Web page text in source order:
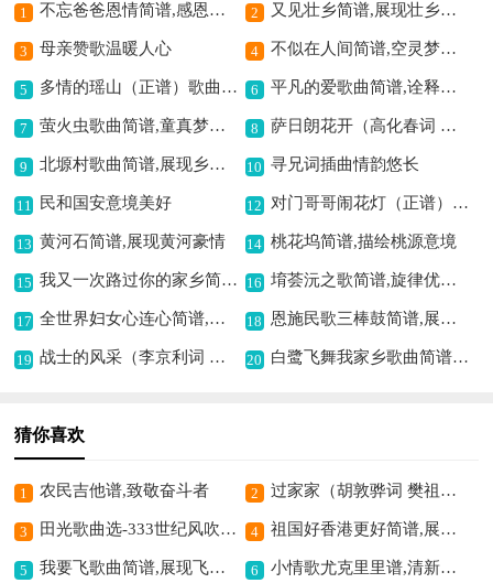
1 不忘爸爸恩情简谱,感恩父爱深情 2 又见壮乡简谱,展现壮乡风情
3 母亲赞歌温暖人心 4 不似在人间简谱,空灵梦幻之曲
5 多情的瑶山（正谱）歌曲简谱,展现瑶山风情 6 平凡的爱歌曲简谱,诠释质朴情感
7 萤火虫歌曲简谱,童真梦幻之曲 8 萨日朗花开（高化春词 张朱论曲）歌曲简谱,绽放草原的风情
9 北塬村歌曲简谱,展现乡村风情 10 寻兄词插曲情韵悠长
11 民和国安意境美好 12 对门哥哥闹花灯（正谱）歌曲简谱,欢快喜庆闹花灯
13 黄河石简谱,展现黄河豪情 14 桃花坞简谱,描绘桃源意境
15 我又一次路过你的家乡简谱,勾起往昔思乡情 16 堉荟沅之歌简谱,旋律优美动人
17 全世界妇女心连心简谱,展现团结之力量 18 恩施民歌三棒鼓简谱,展现民俗风情
19 战士的风采（李京利词 一非曲）歌曲简谱,展现战士豪迈风姿 20 白鹭飞舞我家乡歌曲简谱,展现家乡美景
猜你喜欢
1 农民吉他谱,致敬奋斗者 2 过家家（胡敦骅词 樊祖荫曲）简谱,童真童趣的展现
3 田光歌曲选-333世纪风吹来,奇幻独特的旋律 4 祖国好香港更好简谱,展现爱国深情
5 我要飞歌曲简谱,展现飞翔的渴望 6 小情歌尤克里里谱,清新浪漫之曲